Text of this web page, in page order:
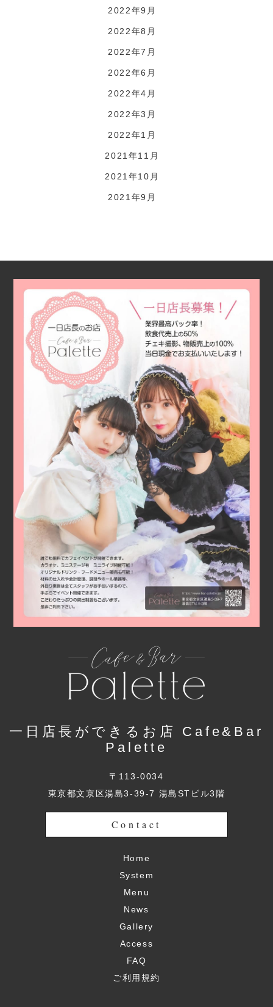
2022年9月
2022年8月
2022年7月
2022年6月
2022年4月
2022年3月
2022年1月
2021年11月
2021年10月
2021年9月
一日店長ができるお店 Cafe&Bar
Palette
〒113-0034
東京都文京区湯島3-39-7 湯島STビル3階
Contact
Home
System
Menu
News
Gallery
Access
FAQ
ご利用規約